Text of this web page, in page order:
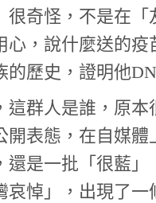
很奇怪，不是在
心，說什麼送的
的歷史，證明他
這群人是誰，原
開表態，在自媒
還是一批「很藍
哀悼」，出現了